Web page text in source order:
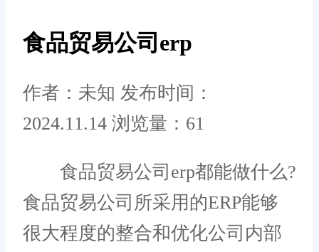
食品贸易公司erp
作者：未知 发布时间：
2024.11.14 浏览量：61
食品贸易公司erp都能做什么?
食品贸易公司所采用的ERP能够
很大程度的整合和优化公司内部